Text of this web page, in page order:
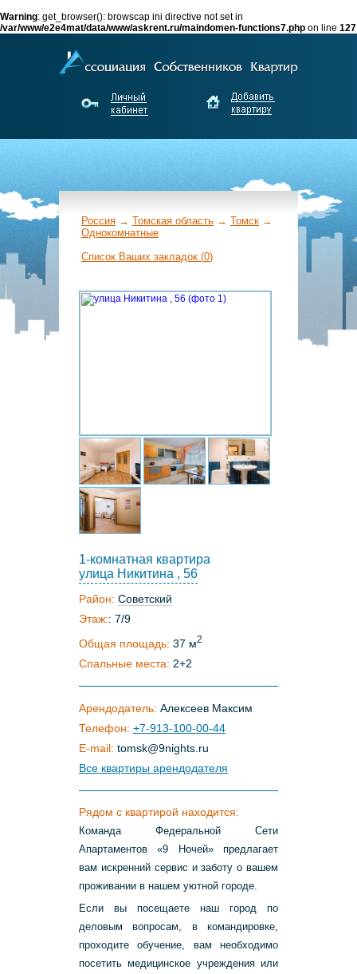
Warning: get_browser(): browscap ini directive not set in
/var/www/e2e4mat/data/www/askrent.ru/maindomen-functions7.php on line 127
Россия → Томская область → Томск →
Однокомнатные
←
Список Ваших закладок (0)
1-комнатная квартира
улица Никитина , 56
Район: Советский
Этаж:: 7/9
Общая площадь: 37 м2
Спальные места: 2+2
Арендодатель: Алексеев Максим
Телефон: +7-913-100-00-44
E-mail: tomsk@9nights ru
Все квартиры арендодателя
Рядом с квартирой находится:
Команда Федеральной Сети
Апартаментов «9 Ночей» предлагает
вам искренний сервис и заботу о вашем
проживании в нашем уютной городе.
Если вы посещаете наш город по
деловым вопросам, в командировке,
проходите обучение, вам необходимо
посетить медицинское учреждения или